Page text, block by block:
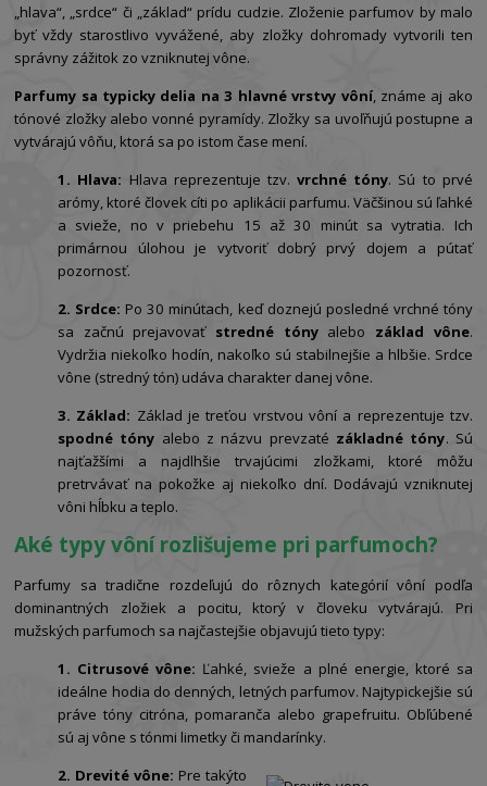
„hlava“, „srdce“ či „základ“ prídu cudzie. Zloženie parfumov by malo
byť vždy starostlivo vyvážené, aby zložky dohromady vytvorili ten
správny zážitok zo vzniknutej vône.
Parfumy sa typicky delia na 3 hlavné vrstvy vôní, známe aj ako
tónové zložky alebo vonné pyramídy. Zložky sa uvoľňujú postupne a
vytvárajú vôňu, ktorá sa po istom čase mení.
1. Hlava: Hlava reprezentuje tzv.vrchné tóny. Sú to prvé
arómy, ktoré človek cíti po aplikácii parfumu. Väčšinou sú ľahké
a svieže, no v priebehu 15 až 30 minút sa vytratia. Ich
primárnou úlohou je vytvoriť dobrý prvý dojem a pútať
pozornosť.
2. Srdce: Po 30 minútach, keď doznejú posledné vrchné tóny
sa začnú prejavovať stredné tónyalebo základ vône.
Vydržia niekoľko hodín, nakoľko sú stabilnejšie a hlbšie. Srdce
vône (stredný tón) udáva charakter danej vône.
3. Základ: Základ je treťou vrstvou vôní a reprezentuje tzv.
spodné tóny alebo z názvu prevzaté základné tóny. Sú
najťažšími a najdlhšie trvajúcimi zložkami, ktoré môžu
pretrvávať na pokožke aj niekoľko dní. Dodávajú vzniknutej
vôni hĺbku a teplo.
Aké typy vôní rozlišujeme pri parfumoch?
Parfumy sa tradične rozdeľujú do rôznych kategórií vôní podľa
dominantných zložiek a pocitu, ktorý v človeku vytvárajú. Pri
mužských parfumoch sa najčastejšie objavujú tieto typy:
1. Citrusové vône: Ľahké, svieže a plné energie, ktoré sa
ideálne hodia do denných, letných parfumov. Najtypickejšie sú
práve tóny citróna, pomaranča alebo grapefruitu. Obľúbené
sú aj vône s tónmi limetky či mandarínky.
2. Drevité vône: Pre takýto